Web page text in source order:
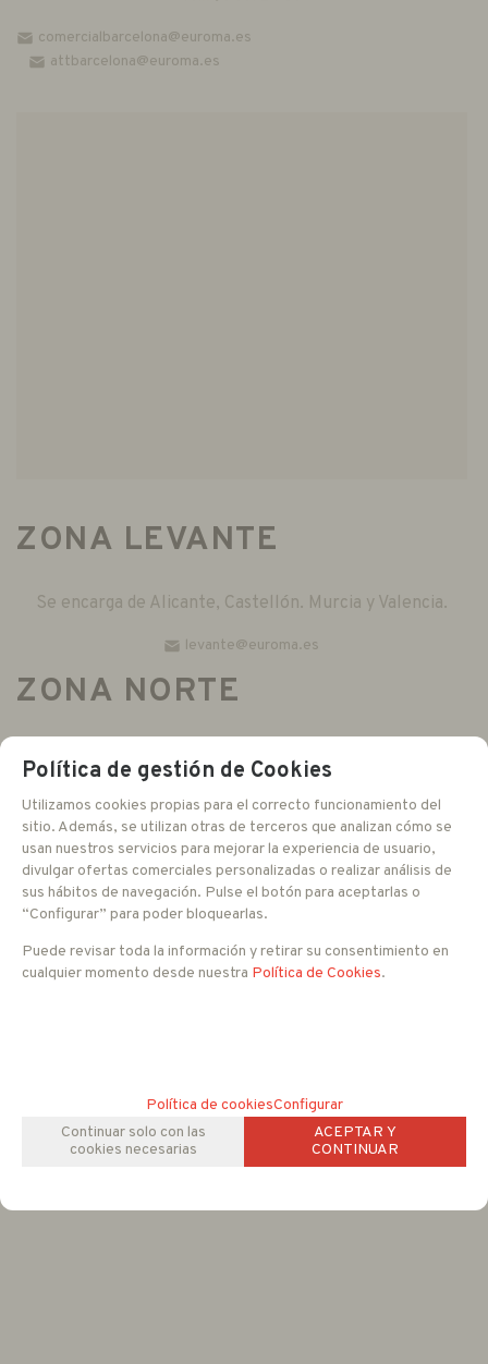
comercialbarcelona@euroma.es
attbarcelona@euroma.es
ZONA LEVANTE
Se encarga de Alicante, Castellón. Murcia y Valencia.
levante@euroma.es
ZONA NORTE
Se encarga de Asturias, Cantabria, Navarra, Pais Vasco y
La Rioja.
comercialnorte@euroma.es
ZONA ANDALUCIA
sur@euroma.es
Política de gestión de Cookies
Utilizamos cookies propias para el correcto funcionamiento del
sitio. Además, se utilizan otras de terceros que analizan cómo se
usan nuestros servicios para mejorar la experiencia de usuario,
divulgar ofertas comerciales personalizadas o realizar análisis de
sus hábitos de navegación. Pulse el botón para aceptarlas o
“Configurar” para poder bloquearlas.
Puede revisar toda la información y retirar su consentimiento en
cualquier momento desde nuestra Política de Cookies.
Política de cookiesConfigurar
Continuar solo con las
cookies necesarias
ACEPTAR Y
CONTINUAR